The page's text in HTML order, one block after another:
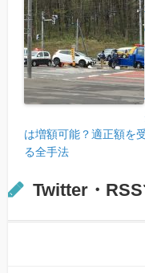
は増額可能？適正額を
る全手法
Twitter・RSS